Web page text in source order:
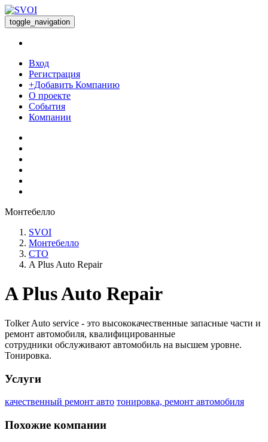
toggle_navigation
Вход
Регистрация
+Добавить Компанию
О проекте
События
Компании
Монтебелло
SVOI
Монтебелло
СТО
A Plus Auto Repair
A Plus Auto Repair
Tolker Auto service - это высококачественные запасные части и
ремонт автомобиля, квалифицированные
сотрудники обслуживают автомобиль на высшем уровне.
Тонировка.
Услуги
качественный ремонт авто тонировка, ремонт автомобиля
Похожие компании